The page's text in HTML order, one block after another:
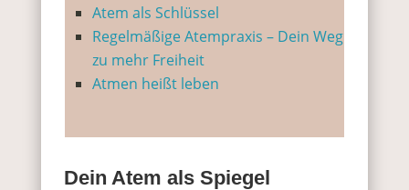
Atem als Schlüssel
Regelmäßige Atempraxis – Dein Weg
zu mehr Freiheit
Atmen heißt leben
Dein Atem als Spiegel